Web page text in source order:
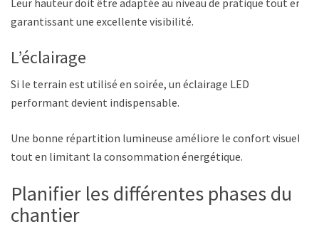
Leur hauteur doit être adaptée au niveau de pratique tout en
garantissant une excellente visibilité.
L’éclairage
Si le terrain est utilisé en soirée, un éclairage LED
performant devient indispensable.
Une bonne répartition lumineuse améliore le confort visuel
tout en limitant la consommation énergétique.
Planifier les différentes phases du
chantier